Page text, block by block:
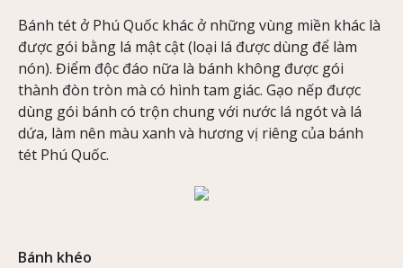
Bánh tét ở Phú Quốc khác ở những vùng miền khác là
được gói bằng lá mật cật (loại lá được dùng để làm
nón). Điểm độc đáo nữa là bánh không được gói
thành đòn tròn mà có hình tam giác. Gạo nếp được
dùng gói bánh có trộn chung với nước lá ngót và lá
dứa, làm nên màu xanh và hương vị riêng của bánh
tét Phú Quốc.
Bánh khéo